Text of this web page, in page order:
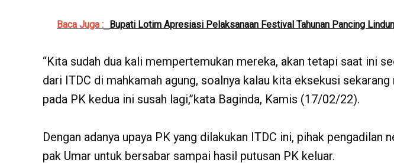
Baca Juga : Bupati Lotim Apresiasi Pelaksanaan Festival Tahunan Pancing
“Kita sudah dua kali mempertemukan mereka, akan tetapi saat ini
dari ITDC di mahkamah agung, soalnya kalau kita eksekusi sekarang
pada PK kedua ini susah lagi,’’kata Baginda, Kamis (17/02/22).
Dengan adanya upaya PK yang dilakukan ITDC ini, pihak pengadilan
pak Umar untuk bersabar sampai hasil putusan PK keluar.